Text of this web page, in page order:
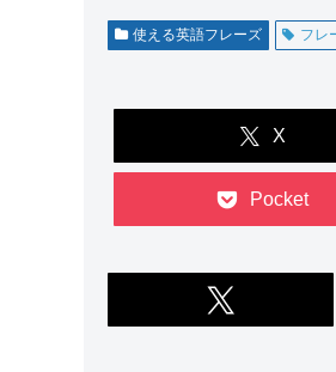
使える英語フレーズ フレ
X
Pocket